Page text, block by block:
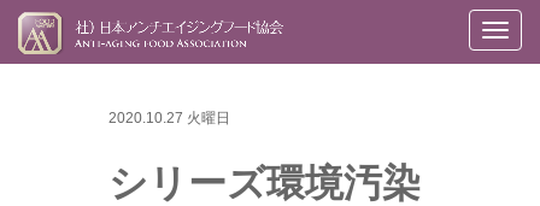
メ
2020.10.27 火曜日
シリーズ環境汚染